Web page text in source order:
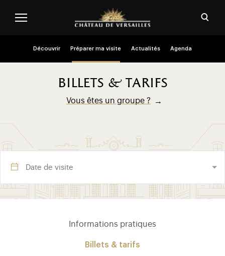
Découvrir Préparer ma visite Actualités Agenda
billets & tarifs
Vous êtes un groupe ?
Visite section (FR)
Informations pratiques
Billets & tarifs